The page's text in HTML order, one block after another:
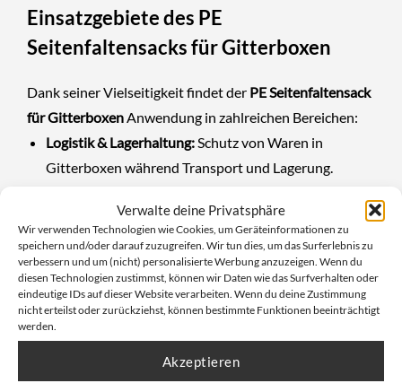
Verwalte deine Privatsphäre
Wir verwenden Technologien wie Cookies, um Geräteinformationen zu
speichern und/oder darauf zuzugreifen. Wir tun dies, um das Surferlebnis zu
verbessern und um (nicht) personalisierte Werbung anzuzeigen. Wenn du
diesen Technologien zustimmst, können wir Daten wie das Surfverhalten oder
eindeutige IDs auf dieser Website verarbeiten. Wenn du deine Zustimmung
nicht erteilst oder zurückziehst, können bestimmte Funktionen beeinträchtigt
werden.
Akzeptieren
Einsatzgebiete des PE
Seitenfaltensacks für Gitterboxen
Dank seiner Vielseitigkeit findet der PE Seitenfaltensack
für GitterboxenAnwendung in zahlreichen Bereichen:
Logistik & Lagerhaltung:Schutz von Waren in
Gitterboxen während Transport und Lagerung.
Automobilindustrie:
Sichere Aufbewahrung von
Kleinteilen und sensiblen Bauteilen.
Lebensmittelbranche:Hygienische Verpackung für
Lebensmittel und Zutaten.
Pharmazeutische Industrie:Schutz empfindlicher
Medikamente und medizinischer Produkte.
Elektroindustrie:Verhinderung von